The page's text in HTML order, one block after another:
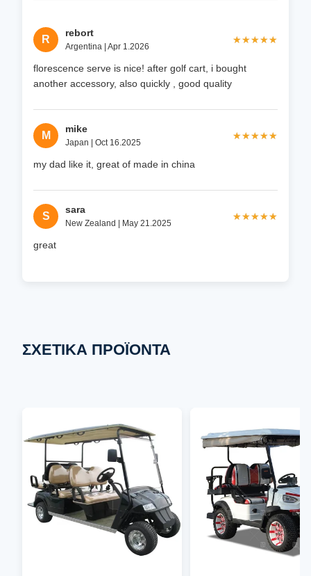
R
rebort
Argentina | Apr 1.2026
★★★★★
★★★★★
florescence serve is nice! after golf cart, i bought
another accessory, also quickly , good quality
M
mike
Japan | Oct 16.2025
★★★★★
★★★★★
my dad like it, great of made in china
S
sara
New Zealand | May 21.2025
★★★★★
★★★★★
great
ΣΧΕΤΙΚΑ ΠΡΟΪΟΝΤΑ